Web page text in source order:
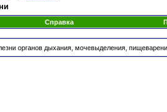
Справка
органов дыхания, мочевыделения,